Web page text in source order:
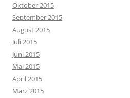
Oktober 2015
September 2015
August 2015
Juli 2015
Juni 2015
Mai 2015
April 2015
März 2015